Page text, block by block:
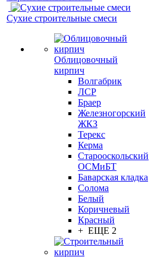
Сухие строительные смеси
Облицовочный
кирпич
Волгабрик
ЛСР
Браер
Железногорский
ЖКЗ
Терекс
Керма
Старооскольский
ОСМиБТ
Баварская кладка
Солома
Белый
Коричневый
Красный
+ ЕЩЕ 2